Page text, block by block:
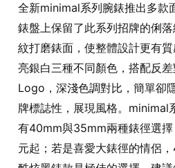
全新minimal系列腕錶推出多款
錶盤上保留了此系列招牌的俐
紋打磨錶面，使整體設計更有質
亮銀白三種不同顏色，搭配反
Logo，深淺色調對比，簡單卻
牌標誌性，展現風格。minimal
有40mm與35mm兩種錶徑選
元起；若是喜愛大錶徑的情侶